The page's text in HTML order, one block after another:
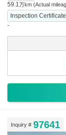
59.1万km (Actual
Inspection Certificate
-
Inquiry # 97641